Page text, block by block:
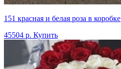
151 красная и белая роза в коробке
45504 р. Купить